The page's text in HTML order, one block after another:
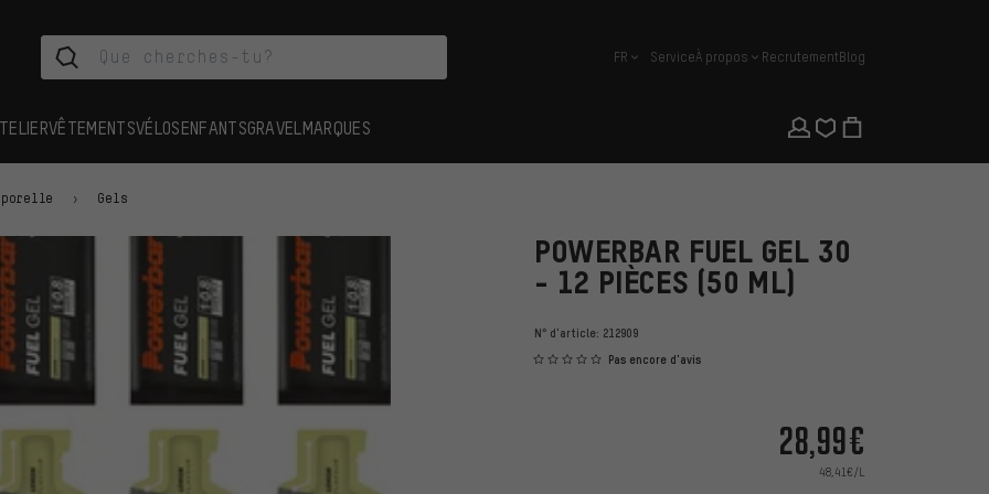
français
FR ServiceÀ propos RecrutementBlog
VÊTEMENTSVÉLOSENFANTSGRAVEL MARQUES
Gels
POWERBAR FUEL GEL 30
- 12 PIÈCES (50 ML)
N° d'article: 212909
Pas encore d'avis
28,99€
48,41€/L